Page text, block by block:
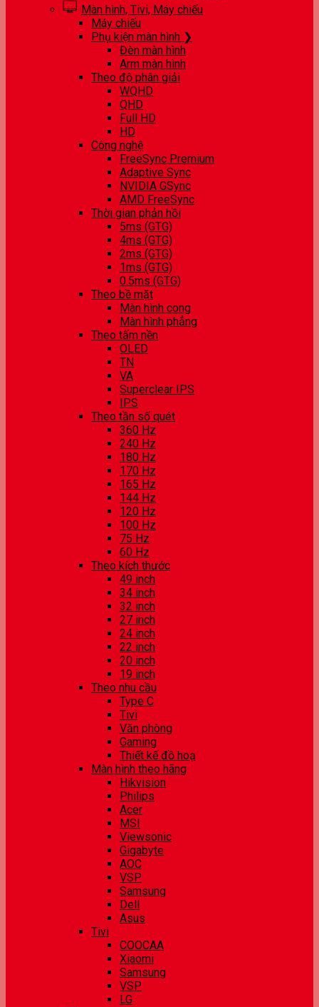
Màn hình, Tivi, Máy chiếu
Máy chiếu
Phụ kiện màn hình ❯
Đèn màn hình
Arm màn hình
Theo độ phân giải
WQHD
QHD
Full HD
HD
Công nghệ
FreeSync Premium
Adaptive Sync
NVIDIA GSync
AMD FreeSync
Thời gian phản hồi
5ms (GTG)
4ms (GTG)
2ms (GTG)
1ms (GTG)
0.5ms (GTG)
Theo bề mặt
Màn hình cong
Màn hình phẳng
Theo tấm nền
OLED
TN
VA
Superclear IPS
IPS
Theo tần số quét
360 Hz
240 Hz
180 Hz
170 Hz
165 Hz
144 Hz
120 Hz
100 Hz
75 Hz
60 Hz
Theo kích thước
49 inch
34 inch
32 inch
27 inch
24 inch
22 inch
20 inch
19 inch
Theo nhu cầu
Type C
Tivi
Văn phòng
Gaming
Thiết kế đồ hoạ
Màn hình theo hãng
Hikvision
Philips
Acer
MSI
Viewsonic
Gigabyte
AOC
VSP
Samsung
Dell
Asus
Tivi
COOCAA
Xiaomi
Samsung
VSP
LG